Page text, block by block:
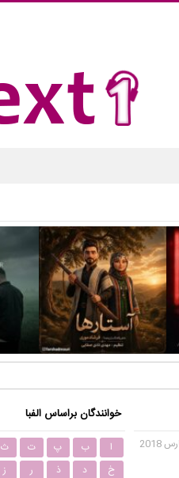
خوانندگان براساس الفبا
ا ب پ ت ث
خ
د ذ ر ز